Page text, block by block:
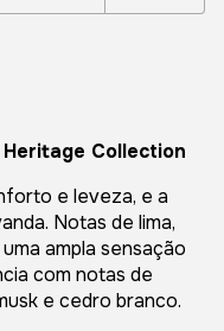
Collection
e leveza, e a
Notas de lima,
ampla sensação
com notas de
e cedro branco.